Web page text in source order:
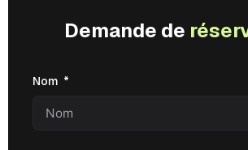
Demande de
Nom